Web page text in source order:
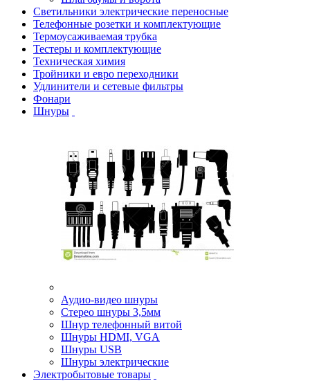
Светильники электрические переносные
Телефонные розетки и комплектующие
Термоусаживаемая трубка
Тестеры и комплектующие
Техническая химия
Тройники и евро переходники
Удлинители и сетевые фильтры
Фонари
Шнуры
Аудио-видео шнуры
Стерео шнуры 3,5мм
Шнур телефонный витой
Шнуры HDMI, VGA
Шнуры USB
Шнуры электрические
Электробытовые товары